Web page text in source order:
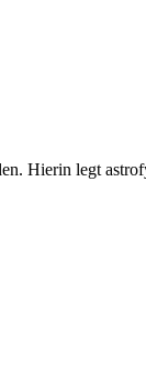
Hierin legt